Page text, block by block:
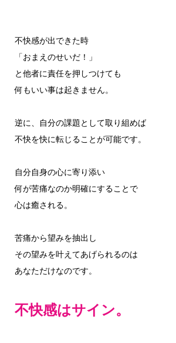
不快感が出できた時
「おまえのせいだ！」
と他者に責任を押しつけても
何もいい事は起きません。
逆に、自分の課題として取り組めば
不快を快に転じることが可能です。
自分自身の心に寄り添い
何が苦痛なのか明確にすることで
心は癒される。
苦痛から望みを抽出し
その望みを叶えてあげられるのは
あなただけなのです。
不快感はサイン。